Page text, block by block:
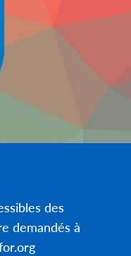
des
demandés à